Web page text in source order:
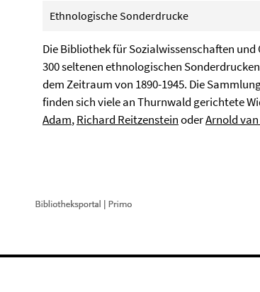
Ethnologische Sonderdrucke
Die Bibliothek für Sozialwissenschaften
300 seltenen ethnologischen
dem Zeitraum von 1890-1945. Die
finden sich viele an Thurnwald gerichtete
Adam,Richard ReitzensteinoderArnold